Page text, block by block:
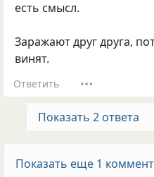
есть смысл.
Заражают друг друга,
винят.
Ответить
Показать 2 ответа
Показать еще 1